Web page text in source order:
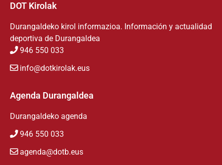
DOT Kirolak
Durangaldeko kirol informazioa. Información y actualidad
deportiva de Durangaldea
946 550 033
info@dotkirolak.eus
Agenda Durangaldea
Durangaldeko agenda
946 550 033
agenda@dotb.eus